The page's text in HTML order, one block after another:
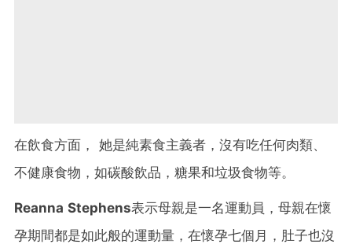
在飲食方面， 她是純素食主義者，沒有吃任何肉類、
不健康食物，如碳酸飲品，糖果和垃圾食物等。
Reanna Stephens表示母親是一名運動員，母親在懷
孕期間都是如此般的運動量，在懷孕七個月，肚子也沒